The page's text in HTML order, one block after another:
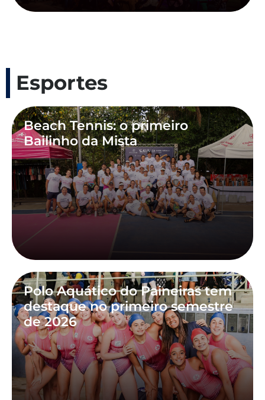
Esportes
Beach Tennis: o primeiro
Bailinho da Mista
Polo Aquático do Paineiras tem
destaque no primeiro semestre
de 2026